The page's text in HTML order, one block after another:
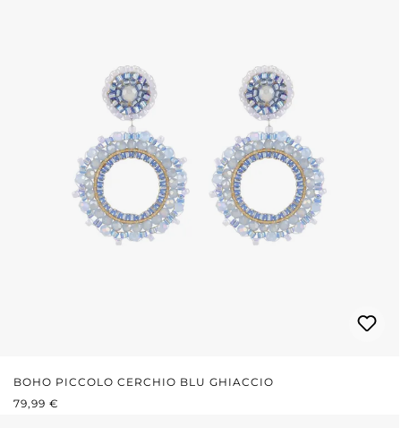
BOHO PICCOLO CERCHIO BLU GHIACCIO
PREZZO NORMALE:
79,99 €